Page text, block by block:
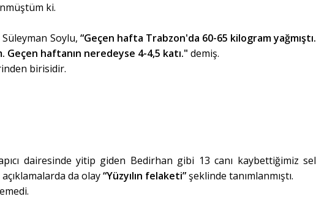
ki.
Soylu, “Geçen hafta Trabzon'da 60-65 kilogram yağmıştı.
Geçen haftanın neredeyse 4-4,5 katı." demiş.
birisidir.
dairesinde yitip giden Bedirhan gibi 13 canı kaybettiğimiz sel
da olay“Yüzyılın felaketi”şeklinde tanımlanmıştı.